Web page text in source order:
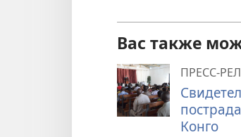
Вас также
ПРЕСС-
Конго